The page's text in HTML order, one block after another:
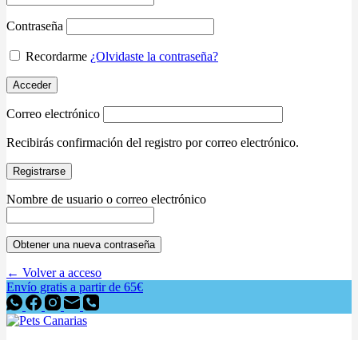
Contraseña
Recordarme ¿Olvidaste la contraseña?
Acceder
Correo electrónico
Recibirás confirmación del registro por correo electrónico.
Registrarse
Nombre de usuario o correo electrónico
Obtener una nueva contraseña
← Volver a acceso
Envío gratis a partir de 65€